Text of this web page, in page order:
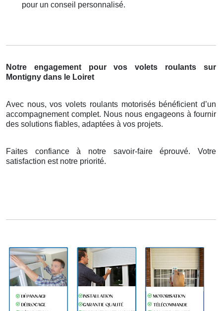
pour un conseil personnalisé.
Notre engagement pour vos volets roulants sur
Montigny dans le Loiret
Avec nous, vos volets roulants motorisés bénéficient d’un
accompagnement complet. Nous nous engageons à fournir
des solutions fiables, adaptées à vos projets.
Faites confiance à notre savoir-faire éprouvé. Votre
satisfaction est notre priorité.